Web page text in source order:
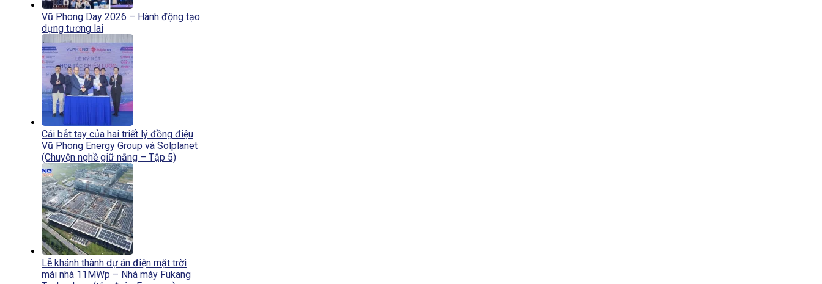
Vũ Phong Day 2026 – Hành động tạo
dựng tương lai
Cái bắt tay của hai triết lý đồng điệu
Vũ Phong Energy Group và Solplanet
(Chuyện nghề giữ nắng – Tập 5)
Lễ khánh thành dự án điện mặt trời
mái nhà 11MWp – Nhà máy Fukang